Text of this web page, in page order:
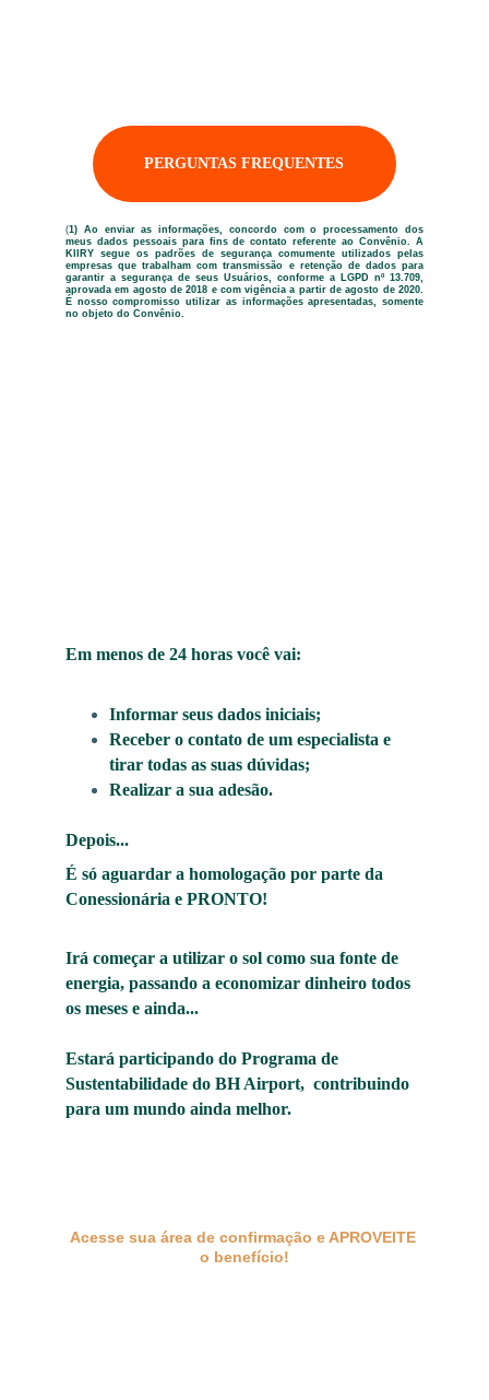
PERGUNTAS FREQUENTES
(1) Ao enviar as informações, concordo com o processamento dos
meus dados pessoais para fins de contato referente ao Convênio. A
KIIRY segue os padrões de segurança comumente utilizados pelas
empresas que trabalham com transmissão e retenção de dados para
garantir a segurança de seus Usuários, conforme a LGPD nº 13.709,
aprovada em agosto de 2018 e com vigência a partir de agosto de 2020.
É nosso compromisso utilizar as informações apresentadas, somente
no objeto do Convênio.
Em menos de 24 horas você vai:
Informar seus dados iniciais;
Receber o contato de um especialista e
tirar todas as suas dúvidas;
Realizar a sua adesão.
Depois...
É só aguardar a homologação por parte da
Conessionária e PRONTO!
Irá começar a utilizar o sol como sua fonte de
energia, passando a economizar dinheiro todos
os meses e ainda...
Estará participando do Programa de
Sustentabilidade do BH Airport,  contribuindo
para um mundo ainda melhor.
Acesse sua área de confirmação e APROVEITE
o benefício!